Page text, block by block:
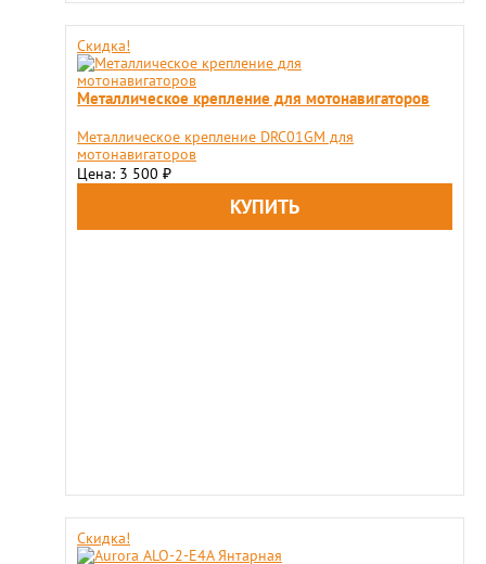
Скидка!
Металлическое крепление для мотонавигаторов
Металлическое крепление DRC01GM для
мотонавигаторов
Цена: 3 500 ₽
Скидка!